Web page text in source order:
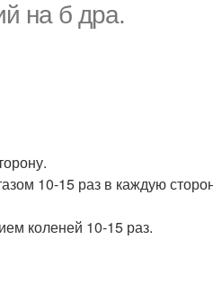
на б дра.
10-15 раз в каждую
коленей 10-15 раз.